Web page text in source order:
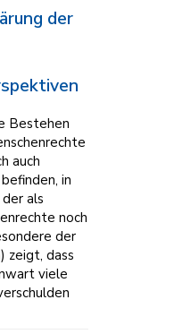
der
Bestehen
auch
in
als
noch
der
zeigt, dass
viele